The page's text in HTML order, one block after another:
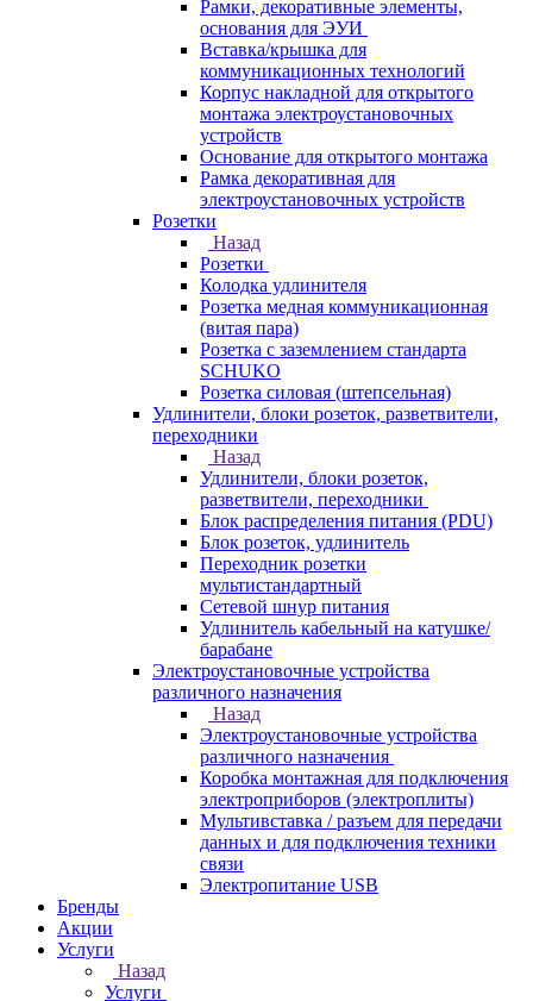
Рамки, декоративные элементы,
основания для ЭУИ
Вставка/крышка для
коммуникационных технологий
Корпус накладной для открытого
монтажа электроустановочных
устройств
Основание для открытого монтажа
Рамка декоративная для
электроустановочных устройств
Розетки
Назад
Розетки
Колодка удлинителя
Розетка медная коммуникационная
(витая пара)
Розетка с заземлением стандарта
SCHUKO
Розетка силовая (штепсельная)
Удлинители, блоки розеток, разветвители,
переходники
Назад
Удлинители, блоки розеток,
разветвители, переходники
Блок распределения питания (PDU)
Блок розеток, удлинитель
Переходник розетки
мультистандартный
Сетевой шнур питания
Удлинитель кабельный на катушке/
барабане
Электроустановочные устройства
различного назначения
Назад
Электроустановочные устройства
различного назначения
Коробка монтажная для подключения
электроприборов (электроплиты)
Мультивставка / разъем для передачи
данных и для подключения техники
связи
Электропитание USB
Бренды
Акции
Услуги
Назад
Услуги